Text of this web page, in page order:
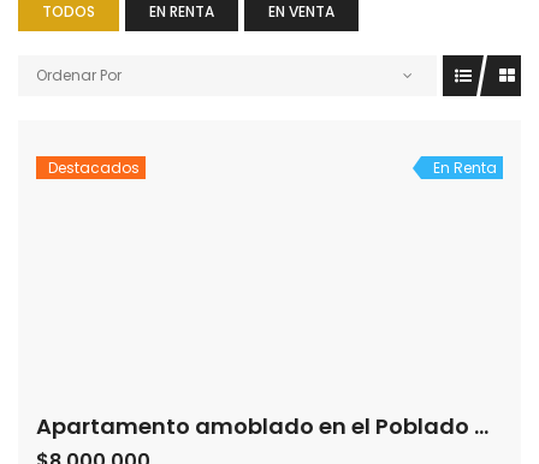
TODOS EN RENTA EN VENTA
Ordenar Por
Destacados En Renta
Apartamento amoblado en el Poblado Medellín